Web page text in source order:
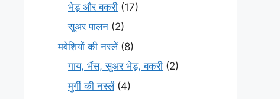
भेड़ और बकरी (17)
सूअर पालन (2)
मवेशियों की नस्लें(8)
गाय, भैंस, सुअर भेड़, बकरी (2)
मुर्गी की नस्लें(4)